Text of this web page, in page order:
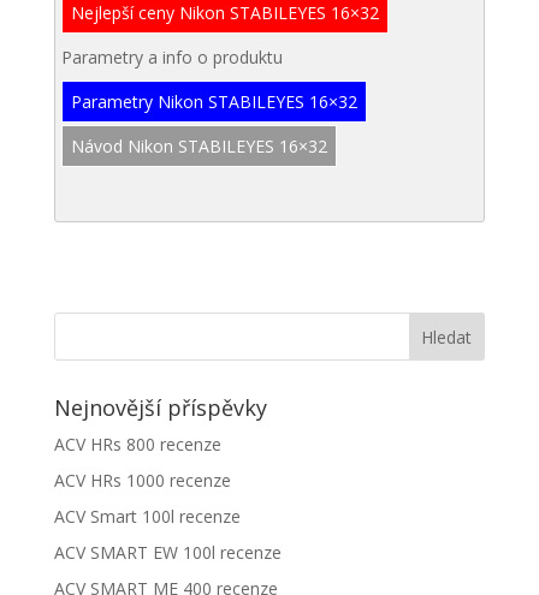
Nejlepší ceny Nikon STABILEYES 16×32
Parametry a info o produktu
Parametry Nikon STABILEYES 16×32
Návod Nikon STABILEYES 16×32
Nejnovější příspěvky
ACV HRs 800 recenze
ACV HRs 1000 recenze
ACV Smart 100l recenze
ACV SMART EW 100l recenze
ACV SMART ME 400 recenze